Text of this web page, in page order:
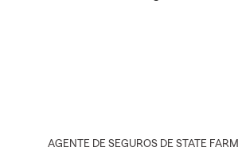
AGENTE DE SEGUROS DE STATE FARM